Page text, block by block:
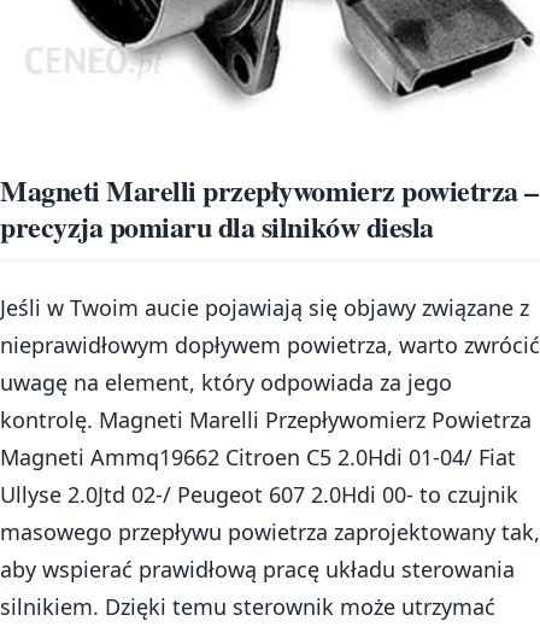
Magneti Marelli przepływomierz powietrza –
precyzja pomiaru dla silników diesla
Jeśli w Twoim aucie pojawiają się objawy związane z
nieprawidłowym dopływem powietrza, warto zwrócić
uwagę na element, który odpowiada za jego
kontrolę. Magneti Marelli Przepływomierz Powietrza
Magneti Ammq19662 Citroen C5 2.0Hdi 01-04/ Fiat
Ullyse 2.0Jtd 02-/ Peugeot 607 2.0Hdi 00- to czujnik
masowego przepływu powietrza zaprojektowany tak,
aby wspierać prawidłową pracę układu sterowania
silnikiem. Dzięki temu sterownik może utrzymać